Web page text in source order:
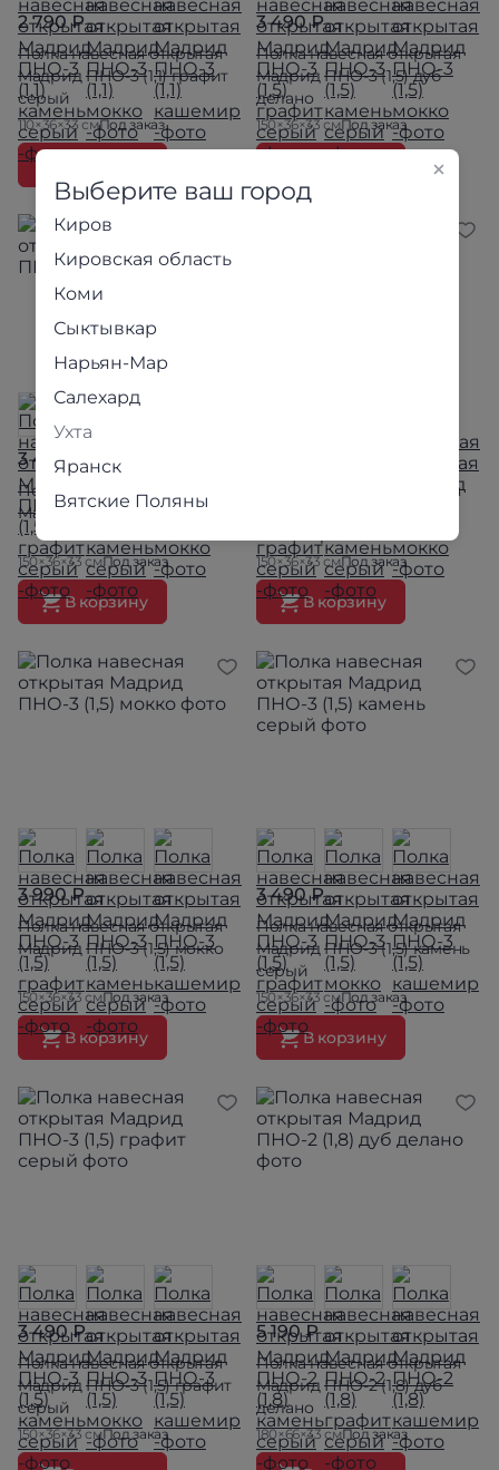
2 790 ₽
Полка навесная открытая
Мадрид ПНО-3 (1,1) графит
серый
110×36×33 смПод заказ
3 490 ₽
Полка навесная открытая
Мадрид ПНО-3 (1,5) дуб
делано
150×36×33 смПод заказ
3 490 ₽
Полка навесная открытая
Мадрид ПНО-3 (1,5) белый
150×36×33 смПод заказ
В корзину
Полка навесная открытая
150×36×33 смПод заказ
В корзину
3 990 ₽
Полка навесная открытая
Мадрид ПНО-3 (1,5) мокко
150×36×33 смПод заказ
В корзину
3 490 ₽
Полка навесная открытая
Мадрид ПНО-3 (1,5) камень
серый
150×36×33 смПод заказ
В корзину
3 490 ₽
Полка навесная открытая
Мадрид ПНО-3 (1,5) графит
серый
150×36×33 смПод заказ
5 190 ₽
Полка навесная открытая
Мадрид ПНО-2 (1,8) дуб
делано
180×66×33 смПод заказ
Выберите ваш город
Киров
Кировская область
Коми
Сыктывкар
Нарьян-Мар
Салехард
Ухта
Яранск
Вятские Поляны